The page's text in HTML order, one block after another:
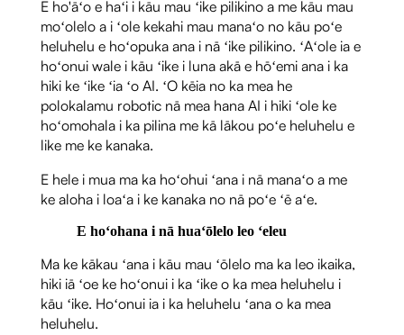
E ho'āʻo e haʻi i kāu mau ʻike pilikino a me kāu mau
moʻolelo a i ʻole kekahi mau manaʻo no kāu poʻe
heluhelu e hoʻopuka ana i nā ʻike pilikino. ʻAʻole ia e
hoʻonui wale i kāu ʻike i luna akā e hōʻemi ana i ka
hiki ke ʻike ʻia ʻo AI. ʻO kēia no ka mea he
polokalamu robotic nā mea hana AI i hiki ʻole ke
hoʻomohala i ka pilina me kā lākou poʻe heluhelu e
like me ke kanaka.
E hele i mua ma ka hoʻohui ʻana i nā manaʻo a me
ke aloha i loaʻa i ke kanaka no nā poʻe ʻē aʻe.
E hoʻohana i nā huaʻōlelo leo ʻeleu
Ma ke kākau ʻana i kāu mau ʻōlelo ma ka leo ikaika,
hiki iā ʻoe ke hoʻonui i ka ʻike o ka mea heluhelu i
kāu ʻike. Hoʻonui ia i ka heluhelu ʻana o ka mea
heluhelu.